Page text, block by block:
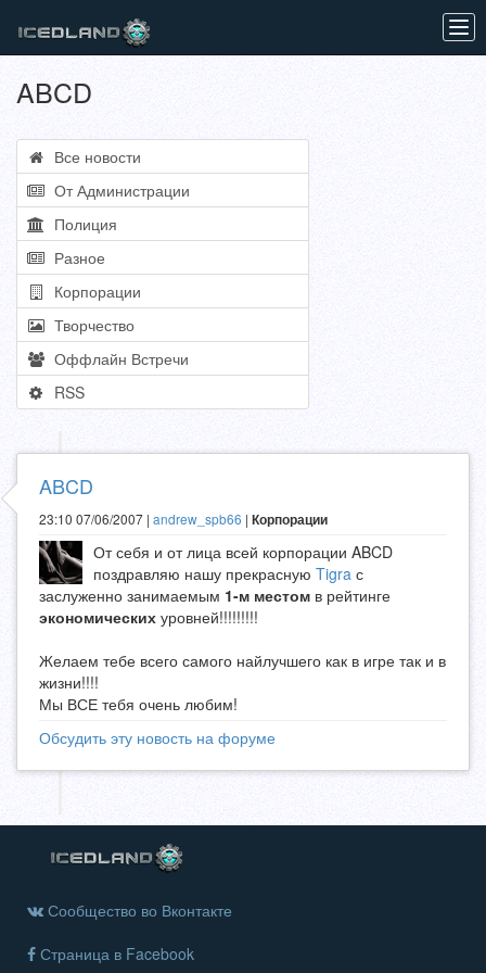
ABCD
Все новости
От Администрации
Полиция
Разное
Корпорации
Творчество
Оффлайн Встречи
RSS
ABCD
23:10 07/06/2007 | andrew_spb66 | Корпорации
От себя и от лица всей корпорации ABCD
поздравляю нашу прекрасную Tigra с
заслуженно занимаемым 1-м местом в рейтинге
экономических уровней!!!!!!!!!
Желаем тебе всего самого найлучшего как в игре так и в
жизни!!!!
Мы ВСЕ тебя очень любим!
Обсудить эту новость на форуме
Сообщество во Вконтакте
Страница в Facebook